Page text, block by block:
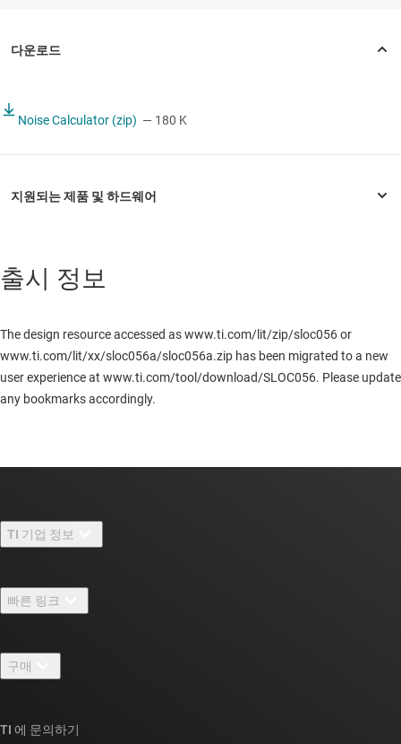
Noise Calculator (zip) — 180 K
출시 정보
The design resource accessed as www.ti.com/lit/zip/sloc056 or
www.ti.com/lit/xx/sloc056a/sloc056a.zip has been migrated to a new
user experience at www.ti.com/tool/download/SLOC056. Please update
any bookmarks accordingly.
TI 기업 정보
채용
뉴스룸
이벤트
빠른 링크
TI E2E™ 설계 지원 포럼
대체품 검색
구매
TI 에 문의하기